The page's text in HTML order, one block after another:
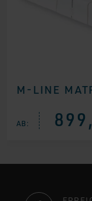
M-LINE
AB: